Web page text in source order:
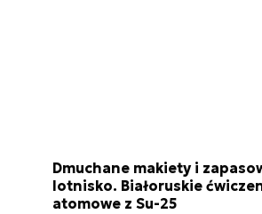
Dmuchane makiety i
lotnisko. Białoruskie
atomowe z Su-25